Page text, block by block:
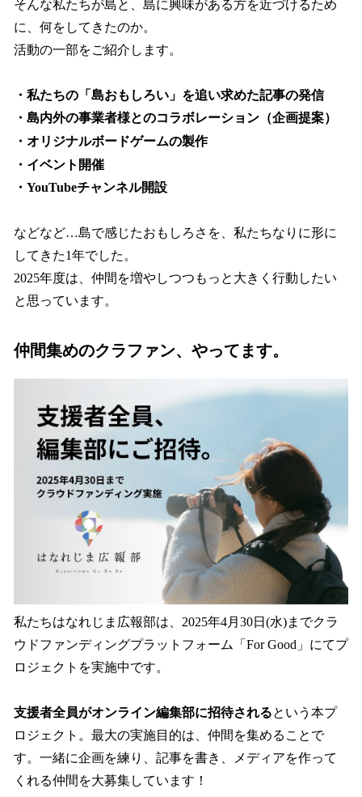
そんな私たちが島と、島に興味がある方を近づけるため
に、何をしてきたのか。
活動の一部をご紹介します。
・私たちの「島おもしろい」を追い求めた記事の発信
・島内外の事業者様とのコラボレーション（企画提案）
・オリジナルボードゲームの製作
・イベント開催
・YouTubeチャンネル開設
などなど…島で感じたおもしろさを、私たちなりに形に
してきた1年でした。
2025年度は、仲間を増やしつつもっと大きく行動したい
と思っています。
仲間集めのクラファン、やってます。
私たちはなれじま広報部は、2025年4月30日(水)までクラ
ウドファンディングプラットフォーム「For Good」にてプ
ロジェクトを実施中です。
支援者全員がオンライン編集部に招待されるという本プ
ロジェクト。最大の実施目的は、仲間を集めることで
す。一緒に企画を練り、記事を書き、メディアを作って
くれる仲間を大募集しています！